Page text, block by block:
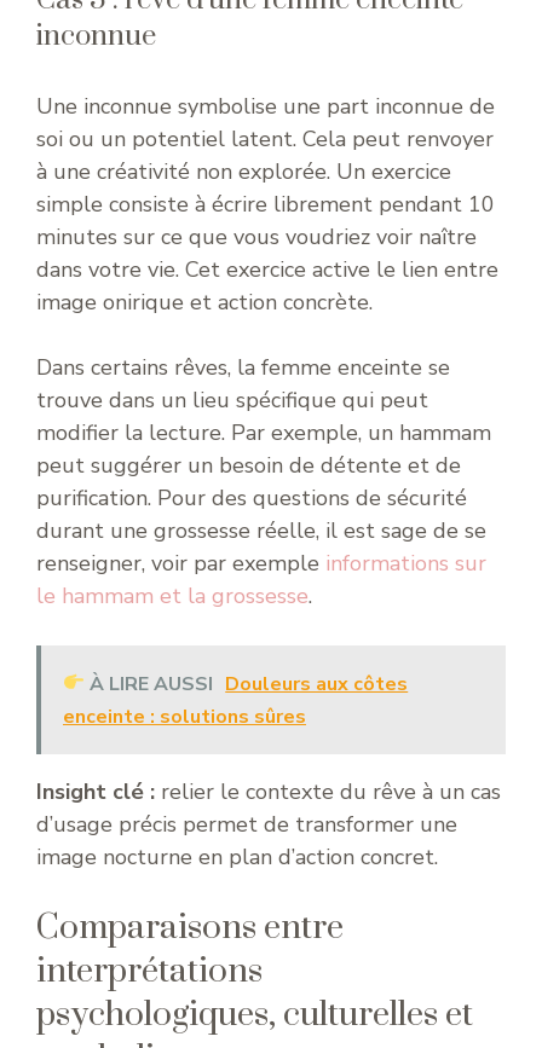
inconnue
Une inconnue symbolise une part inconnue de
soi ou un potentiel latent. Cela peut renvoyer
à une créativité non explorée. Un exercice
simple consiste à écrire librement pendant 10
minutes sur ce que vous voudriez voir naître
dans votre vie. Cet exercice active le lien entre
image onirique et action concrète.
Dans certains rêves, la femme enceinte se
trouve dans un lieu spécifique qui peut
modifier la lecture. Par exemple, un hammam
peut suggérer un besoin de détente et de
purification. Pour des questions de sécurité
durant une grossesse réelle, il est sage de se
renseigner, voir par exemple informations sur
le hammam et la grossesse.
À LIRE AUSSI Douleurs aux côtes
enceinte : solutions sûres
Insight clé : relier le contexte du rêve à un cas
d’usage précis permet de transformer une
image nocturne en plan d’action concret.
Comparaisons entre
interprétations
psychologiques, culturelles et